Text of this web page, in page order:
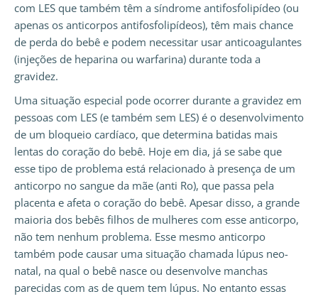
com LES que também têm a síndrome antifosfolipídeo (ou
apenas os anticorpos antifosfolipídeos), têm mais chance
de perda do bebê e podem necessitar usar anticoagulantes
(injeções de heparina ou warfarina) durante toda a
gravidez.
Uma situação especial pode ocorrer durante a gravidez em
pessoas com LES (e também sem LES) é o desenvolvimento
de um bloqueio cardíaco, que determina batidas mais
lentas do coração do bebê. Hoje em dia, já se sabe que
esse tipo de problema está relacionado à presença de um
anticorpo no sangue da mãe (anti Ro), que passa pela
placenta e afeta o coração do bebê. Apesar disso, a grande
maioria dos bebês filhos de mulheres com esse anticorpo,
não tem nenhum problema. Esse mesmo anticorpo
também pode causar uma situação chamada lúpus neo-
natal, na qual o bebê nasce ou desenvolve manchas
parecidas com as de quem tem lúpus. No entanto essas